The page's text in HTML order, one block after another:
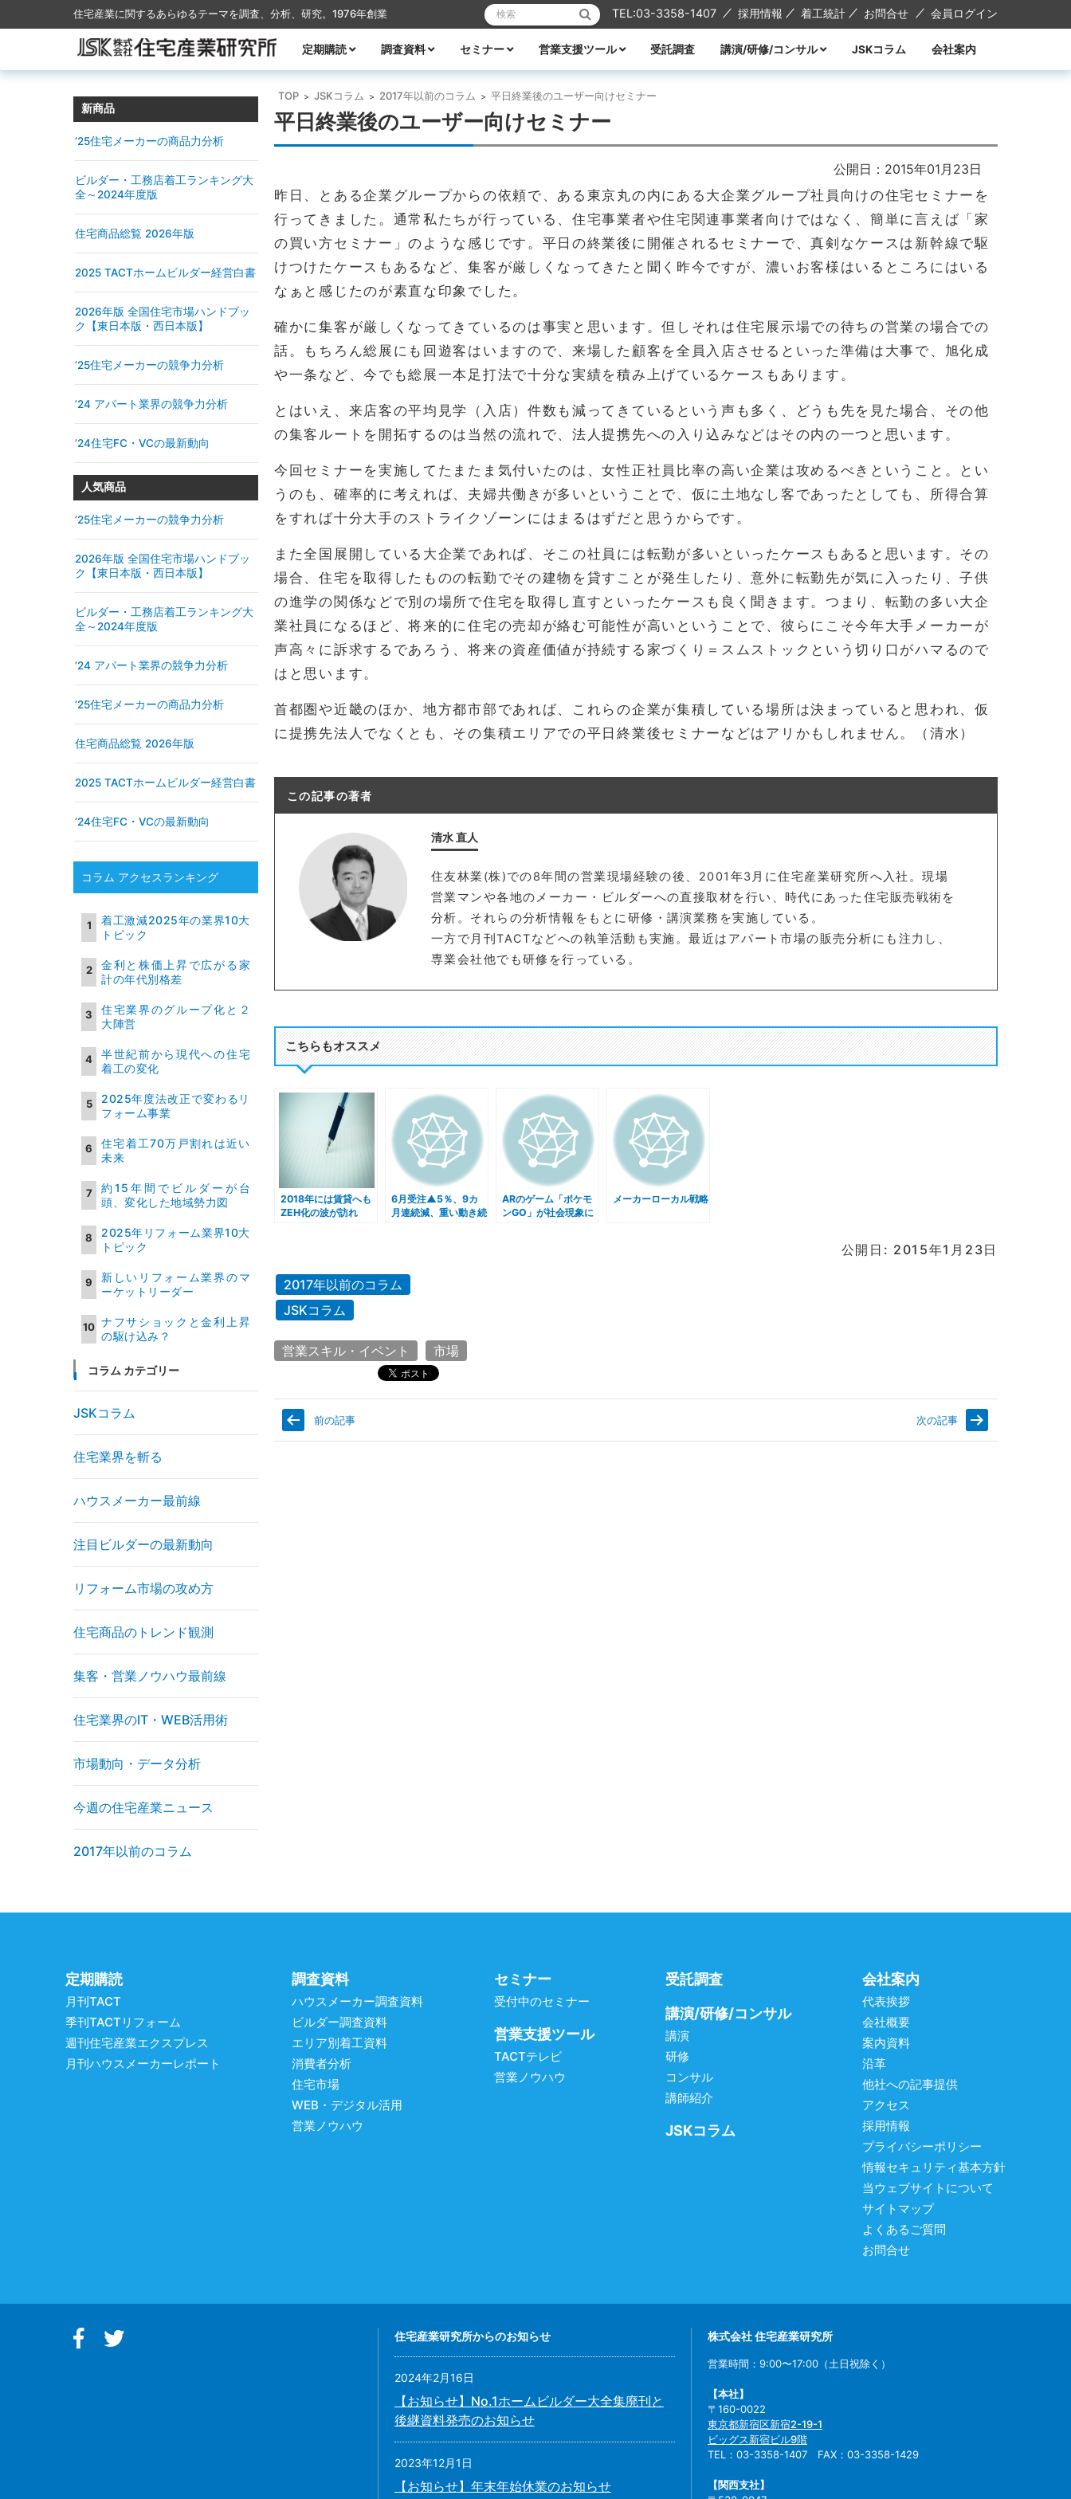
住宅産業に関するあらゆるテーマを調査、分析、研究。1976年創業 検索: TEL:03-3358-1407 採用情報 着工統計 お問合せ 会員ログイン
コンテンツに移動
定期購読
調査資料 セミナー 営業支援ツール 受託調査 講演/研修/コンサル JSKコラム 会社案内
TOP > JSKコラム > 2017年以前のコラム > 平日終業後のユーザー向けセミナー
平日終業後のユーザー向けセミナー
公開日：2015年01月23日
昨日、とある企業グループからの依頼で、ある東京丸の内にある大企業グループ社員向けの住宅セミナーを
行ってきました。通常私たちが行っている、住宅事業者や住宅関連事業者向けではなく、簡単に言えば「家
の買い方セミナー」のような感じです。平日の終業後に開催されるセミナーで、真剣なケースは新幹線で駆
けつけたケースもあるなど、集客が厳しくなってきたと聞く昨今ですが、濃いお客様はいるところにはいる
なぁと感じたのが素直な印象でした。
確かに集客が厳しくなってきているのは事実と思います。但しそれは住宅展示場での待ちの営業の場合での
話。もちろん総展にも回遊客はいますので、来場した顧客を全員入店させるといった準備は大事で、旭化成
や一条など、今でも総展一本足打法で十分な実績を積み上げているケースもあります。
とはいえ、来店客の平均見学（入店）件数も減ってきているという声も多く、どうも先を見た場合、その他
の集客ルートを開拓するのは当然の流れで、法人提携先への入り込みなどはその内の一つと思います。
今回セミナーを実施してたまたま気付いたのは、女性正社員比率の高い企業は攻めるべきということ。とい
うのも、確率的に考えれば、夫婦共働きが多いということで、仮に土地なし客であったとしても、所得合算
をすれば十分大手のストライクゾーンにはまるはずだと思うからです。
また全国展開している大企業であれば、そこの社員には転勤が多いといったケースもあると思います。その
場合、住宅を取得したものの転勤でその建物を貸すことが発生したり、意外に転勤先が気に入ったり、子供
の進学の関係などで別の場所で住宅を取得し直すといったケースも良く聞きます。つまり、転勤の多い大企
業社員になるほど、将来的に住宅の売却が絡む可能性が高いということで、彼らにこそ今年大手メーカーが
声高々に訴求するであろう、将来の資産価値が持続する家づくり＝スムストックという切り口がハマるので
はと思います。
首都圏や近畿のほか、地方都市部であれば、これらの企業が集積している場所は決まっていると思われ、仮
に提携先法人でなくとも、その集積エリアでの平日終業後セミナーなどはアリかもしれません。（清水）
この記事の著者
清水 直人
住友林業(株)での8年間の営業現場経験の後、2001年3月に住宅産業研究所へ入社。現場
営業マンや各地のメーカー・ビルダーへの直接取材を行い、時代にあった住宅販売戦術を
分析。それらの分析情報をもとに研修・講演業務を実施している。
一方で月刊TACTなどへの執筆活動も実施。最近はアパート市場の販売分析にも注力し、
専業会社他でも研修を行っている。
こちらもオススメ
2018年には賃貸へも
ZEH化の波が訪れ
6月受注▲5％、9カ
月連続減、重い動き続
ARのゲーム「ポケモ
ンGO」が社会現象に
メーカーローカル戦略
公開日: 2015年1月23日
2017年以前のコラム
JSKコラム
営業スキル・イベント 市場
前の記事 次の記事
新商品
’25住宅メーカーの商品力分析
ビルダー・工務店着工ランキング大
全～2024年度版
住宅商品総覧 2026年版
2025 TACTホームビルダー経営白書
2026年版 全国住宅市場ハンドブッ
ク【東日本版・西日本版】
’25住宅メーカーの競争力分析
’24 アパート業界の競争力分析
’24住宅FC・VCの最新動向
人気商品
’25住宅メーカーの競争力分析
2026年版 全国住宅市場ハンドブッ
ク【東日本版・西日本版】
ビルダー・工務店着工ランキング大
全～2024年度版
’24 アパート業界の競争力分析
’25住宅メーカーの商品力分析
住宅商品総覧 2026年版
2025 TACTホームビルダー経営白書
’24住宅FC・VCの最新動向
コラム アクセスランキング
着工激減2025年の業界10大
トピック
金利と株価上昇で広がる家
計の年代別格差
住宅業界のグループ化と２
大陣営
半世紀前から現代への住宅
着工の変化
2025年度法改正で変わるリ
フォーム事業
住宅着工70万戸割れは近い
未来
約15年間でビルダーが台
頭、変化した地域勢力図
2025年リフォーム業界10大
トピック
新しいリフォーム業界のマ
ーケットリーダー
ナフサショックと金利上昇
の駆け込み？
コラム カテゴリー
JSKコラム
住宅業界を斬る
ハウスメーカー最前線
注目ビルダーの最新動向
リフォーム市場の攻め方
住宅商品のトレンド観測
集客・営業ノウハウ最前線
住宅業界のIT・WEB活用術
市場動向・データ分析
今週の住宅産業ニュース
2017年以前のコラム
定期購読
月刊TACT
季刊TACTリフォーム
週刊住宅産業エクスプレス
月刊ハウスメーカーレポート
調査資料
ハウスメーカー調査資料
ビルダー調査資料
エリア別着工資料
消費者分析
住宅市場
WEB・デジタル活用
営業ノウハウ
セミナー
受付中のセミナー
営業支援ツール
TACTテレビ
営業ノウハウ
受託調査
講演/研修/コンサル
講演
研修
コンサル
講師紹介
JSKコラム
会社案内
代表挨拶
会社概要
案内資料
沿革
他社への記事提供
アクセス
採用情報
プライバシーポリシー
情報セキュリティ基本方針
当ウェブサイトについて
サイトマップ
よくあるご質問
お問合せ
住宅産業研究所からのお知らせ
2024年2月16日
【お知らせ】No.1ホームビルダー大全集廃刊と
後継資料発売のお知らせ
2023年12月1日
【お知らせ】年末年始休業のお知らせ
株式会社 住宅産業研究所
営業時間：9:00〜17:00（土日祝除く）
【本社】
〒160-0022
東京都新宿区新宿2-19-1
ビッグス新宿ビル9階
TEL：03-3358-1407 FAX：03-3358-1429
【関西支社】